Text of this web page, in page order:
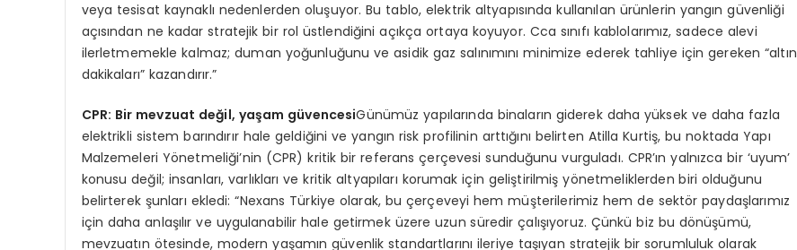
veya tesisat kaynaklı nedenlerden oluşuyor. Bu tablo, elektrik altyapısında kullanılan ürünlerin yangın güvenliği
açısından ne kadar stratejik bir rol üstlendiğini açıkça ortaya koyuyor. Cca sınıfı kablolarımız, sadece alevi
ilerletmemekle kalmaz; duman yoğunluğunu ve asidik gaz salınımını minimize ederek tahliye için gereken “altın
dakikaları” kazandırır.”
CPR: Bir mevzuat değil, yaşam güvencesiGünümüz yapılarında binaların giderek daha yüksek ve daha fazla
elektrikli sistem barındırır hale geldiğini ve yangın risk profilinin arttığını belirten Atilla Kurtiş, bu noktada Yapı
Malzemeleri Yönetmeliği’nin (CPR) kritik bir referans çerçevesi sunduğunu vurguladı. CPR’ın yalnızca bir ‘uyum’
konusu değil; insanları, varlıkları ve kritik altyapıları korumak için geliştirilmiş yönetmeliklerden biri olduğunu
belirterek şunları ekledi: “Nexans Türkiye olarak, bu çerçeveyi hem müşterilerimiz hem de sektör paydaşlarımız
için daha anlaşılır ve uygulanabilir hale getirmek üzere uzun süredir çalışıyoruz. Çünkü biz bu dönüşümü,
mevzuatın ötesinde, modern yaşamın güvenlik standartlarını ileriye taşıyan stratejik bir sorumluluk olarak